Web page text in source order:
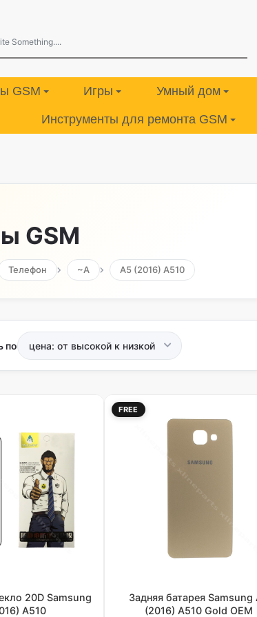
GSM Игры Умный дом
Инструменты для ремонта GSM
GSM
Телефон ~A А5 (2016) А510
по
20D Samsung
A510
FREE
Задняя батарея Samsung
(2016) A510 Gold OEM